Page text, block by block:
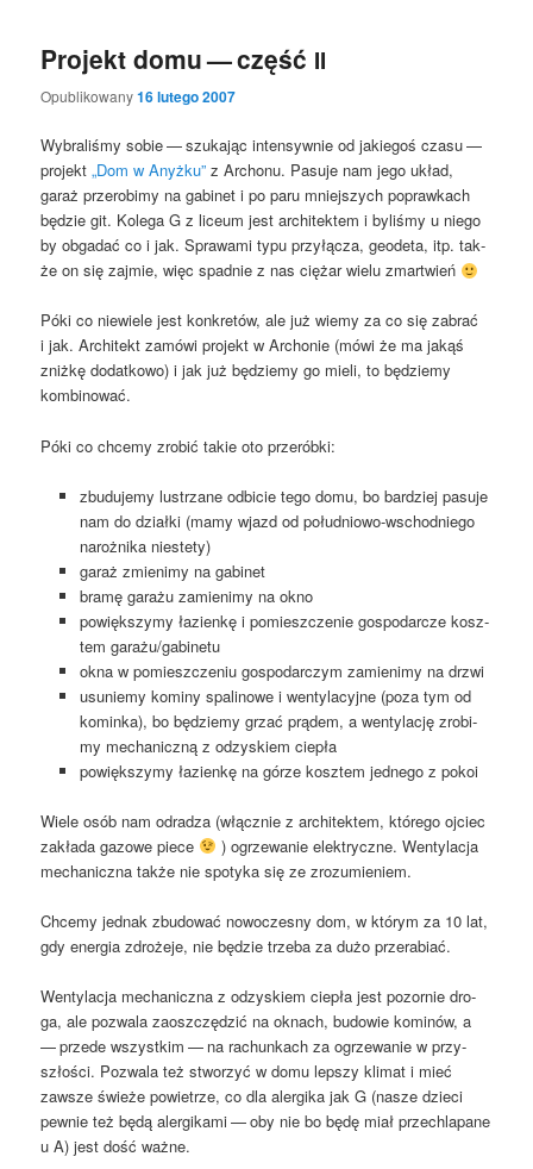
Projekt domu — część II
Opublikowany16 lutego 2007
Wybra­li­śmy sobie — szu­ka­jąc inten­syw­nie od jakie­goś cza­su —
pro­jekt„Dom w Anyż­ku” z Archo­nu. Pasu­je nam jego układ,
garaż prze­ro­bi­my na gabi­net i po paru mniej­szych popraw­kach
będzie git. Kole­ga G z liceum jest archi­tek­tem i byli­śmy u nie­go
by obga­dać co i jak. Spra­wa­mi typu przy­łą­cza, geo­de­ta, itp. tak­
że on się zaj­mie, więc spad­nie z nas cię­żar wie­lu zmartwień
Póki co nie­wie­le jest kon­kre­tów, ale już wie­my za co się zabrać
i jak. Archi­tekt zamó­wi pro­jekt w Archo­nie (mówi że ma jakąś
zniż­kę dodat­ko­wo) i jak już będzie­my go mie­li, to będzie­my
kombinować.
Póki co chce­my zro­bić takie oto przeróbki:
zbu­du­je­my lustrza­ne odbi­cie tego domu, bo bar­dziej pasu­je
nam do dział­ki (mamy wjazd od połu­dnio­wo-wschod­nie­go
naroż­ni­ka niestety)
garaż zmie­ni­my na gabinet
bra­mę gara­żu zamie­ni­my na okno
powięk­szy­my łazien­kę i pomiesz­cze­nie gospo­dar­cze kosz­
tem garażu/gabinetu
okna w pomiesz­cze­niu gospo­dar­czym zamie­ni­my na drzwi
usu­nie­my komi­ny spa­li­no­we i wen­ty­la­cyj­ne (poza tym od
komin­ka), bo będzie­my grzać prą­dem, a wen­ty­la­cję zro­bi­
my mecha­nicz­ną z odzy­skiem ciepła
powięk­szy­my łazien­kę na górze kosz­tem jed­ne­go z pokoi
Wie­le osób nam odra­dza (włącz­nie z archi­tek­tem, któ­re­go ojciec
zakła­da gazo­we pie­ce
) ogrze­wa­nie elek­trycz­ne. Wen­ty­la­cja
mecha­nicz­na tak­że nie spo­ty­ka się ze zrozumieniem.
Chce­my jed­nak zbu­do­wać nowo­cze­sny dom, w któ­rym za 10 lat,
gdy ener­gia zdro­że­je, nie będzie trze­ba za dużo przerabiać.
Wen­ty­la­cja mecha­nicz­na z odzy­skiem cie­pła jest pozor­nie dro­
ga, ale pozwa­la zaosz­czę­dzić na oknach, budo­wie komi­nów, a
— przede wszyst­kim — na rachun­kach za ogrze­wa­nie w przy­
szło­ści. Pozwa­la też stwo­rzyć w domu lep­szy kli­mat i mieć
zawsze świe­że powie­trze, co dla aler­gi­ka jak G (nasze dzie­ci
pew­nie też będą aler­gi­ka­mi — oby nie bo będę miał prze­chla­pa­ne
u A) jest dość ważne.